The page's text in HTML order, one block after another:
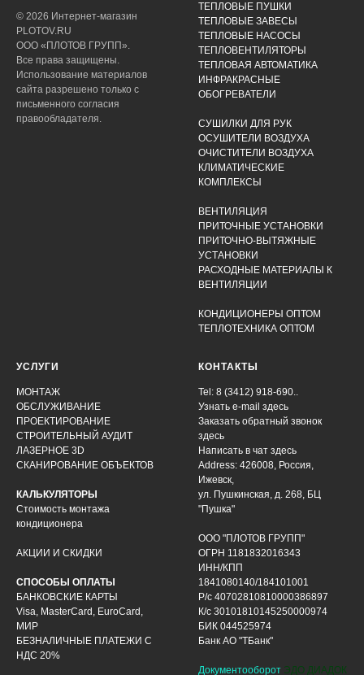
© 2026 Интернет-магазин
PLOTOV.RU
ООО «ПЛОТОВ ГРУПП».
Все права защищены.
Использование материалов
сайта разрешено только с
письменного согласия
правообладателя.
ТЕПЛОВЫЕ ПУШКИ
ТЕПЛОВЫЕ ЗАВЕСЫ
ТЕПЛОВЫЕ НАСОСЫ
ТЕПЛОВЕНТИЛЯТОРЫ
ТЕПЛОВАЯ АВТОМАТИКА
ИНФРАКРАСНЫЕ
ОБОГРЕВАТЕЛИ
СУШИЛКИ ДЛЯ РУК
ОСУШИТЕЛИ ВОЗДУХА
ОЧИСТИТЕЛИ ВОЗДУХА
КЛИМАТИЧЕСКИЕ
КОМПЛЕКСЫ
ВЕНТИЛЯЦИЯ
ПРИТОЧНЫЕ УСТАНОВКИ
ПРИТОЧНО-ВЫТЯЖНЫЕ
УСТАНОВКИ
РАСХОДНЫЕ МАТЕРИАЛЫ К
ВЕНТИЛЯЦИИ
КОНДИЦИОНЕРЫ ОПТОМ
ТЕПЛОТЕХНИКА ОПТОМ
УСЛУГИ
МОНТАЖ
ОБСЛУЖИВАНИЕ
ПРОЕКТИРОВАНИЕ
СТРОИТЕЛЬНЫЙ АУДИТ
ЛАЗЕРНОЕ 3D
СКАНИРОВАНИЕ ОБЪЕКТОВ
КАЛЬКУЛЯТОРЫ
Стоимость монтажа
кондиционера
АКЦИИ И СКИДКИ
СПОСОБЫ ОПЛАТЫ
БАНКОВСКИЕ КАРТЫ
Visa, MasterCard, EuroCard,
МИР
БЕЗНАЛИЧНЫЕ ПЛАТЕЖИ С
НДС 20%
КОНТАКТЫ
Tel: 8 (3412) 918-690..
Узнать e-mail здесь
Заказать обратный звонок
здесь
Написать в чат здесь
Address: 426008, Россия,
Ижевск,
ул. Пушкинская, д. 268, БЦ
"Пушка"
ООО "ПЛОТОВ ГРУПП"
ОГРН 1181832016343
ИНН/КПП
1841080140/184101001
Р/с 40702810810000386897
К/с 30101810145250000974
БИК 044525974
Банк АО "ТБанк"
Документооборот ЭДО ДИАДОК